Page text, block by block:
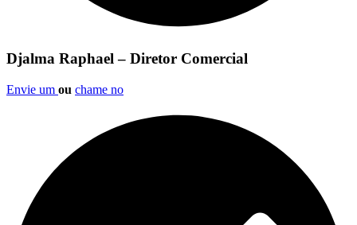
Djalma Raphael – Diretor Comercial
Envie um ou chame no